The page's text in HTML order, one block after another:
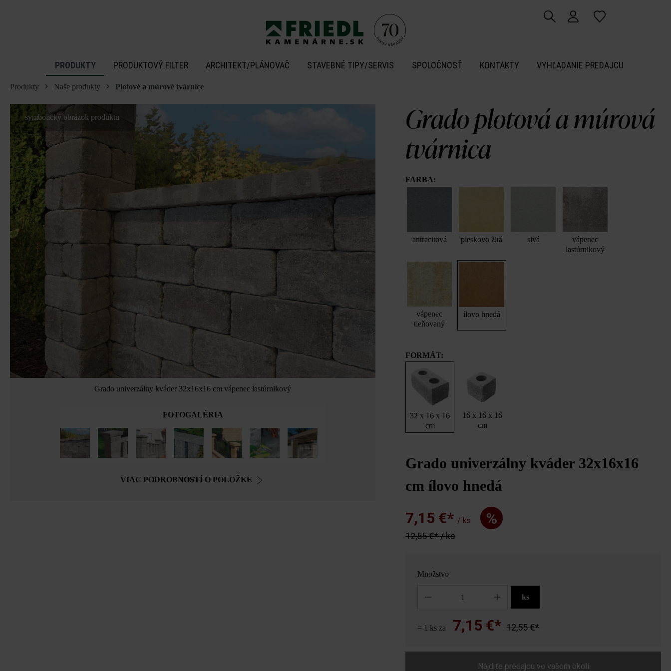
PRODUKTY PRODUKTOVÝ FILTER ARCHITEKT/PLÁNOVAČ STAVEBNÉ TIPY/SERVIS SPOLOČNOSŤ KONTAKTY VYHĽADANIE PREDAJCU
Produkty Naše produkty Plotové a múrové tvárnice
Grado univerzálny kváder 32x16x16 cm vápenec lastúrnikový
symbolický obrázok produktu
FOTOGALÉRIA
VIAC PODROBNOSTÍ O POLOŽKE
Grado plotová a múrová
tvárnica
FARBA:
antracitová pieskovo žltá sivá
vápenec
lastúrnikový
vápenec
tieňovaný
ílovo hnedá
FORMÁT:
32 x 16 x 16
cm
16 x 16 x 16
cm
Grado univerzálny kváder 32x16x16
cm ílovo hnedá
7,15 €* / ks %
12,55 €* / ks
Množstvo
ks
= 1 ks za 7,15 €* 12,55 €*
Nájdite predajcu vo vašom okolí